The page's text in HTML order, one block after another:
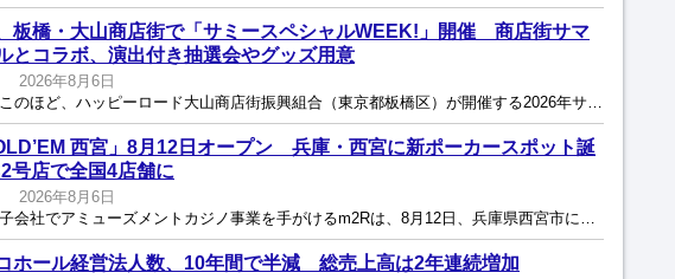
板橋・大山商店街で「サミースペシャルWEEK!」開催 商店街サマ
とコラボ、演出付き抽選会やグッズ用意
2026年8月6日
サミーはこのほど、ハッピーロード大山商店街振興組合（東京都板橋区）が開催する2026年サマーセールとのコラボイベント「サミースペシャルWEEK!」を実施すると発表した。開催期間は2026年8月1...
西宮」8月12日オープン 兵庫・西宮に新ポーカースポット誕
店で全国4店舗に
2026年8月6日
サミーの子会社でアミューズメントカジノ事業を手がけるm2Rは、8月12日、兵庫県西宮市にテキサスホールデムポーカーを楽しめる「POKER HOUSE & BAR m HOLD’EM 西宮...
ホール経営法人数、10年間で半減 総売上高は2年連続増加